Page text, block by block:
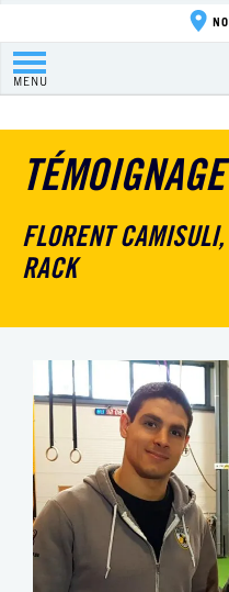
MENU
TÉMOIGNAGE
FLORENT
RACK